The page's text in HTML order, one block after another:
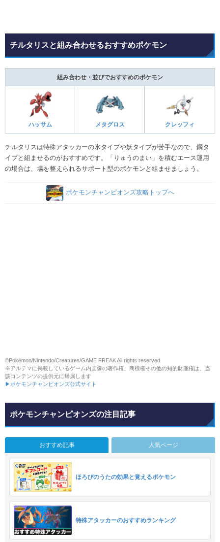
チルタリスと組み合わせるおすすめポケモン
組み合わせ・並びでおすすめのポケモン
ハッサム メタグロス クレッフィ
チルタリスは特殊アタッカーの氷タイプや妖タイプが苦手なので、鋼タ
イプと組ませるのがおすすめです。「りゅうのまい」を積むエース運用
の場合は、場を整えられるサポート型のポケモンと組ませましょう。
ポケモンチャンピオンズ攻略トップへ
©Pokémon/Nintendo/Creatures/GAME FREAK All rights reserved.
※アルテマに掲載しているゲーム内画像の著作権、商標権その他の知的財産権は、当
該コンテンツの提供元に帰属します
▶ポケモンチャンピオンズ公式サイト
ポケモンチャンピオンズの注目記事
おすすめ記事 人気ページ
ほろびのうたの効果と覚えるポケモン
特殊アタッカーのおすすめランキング